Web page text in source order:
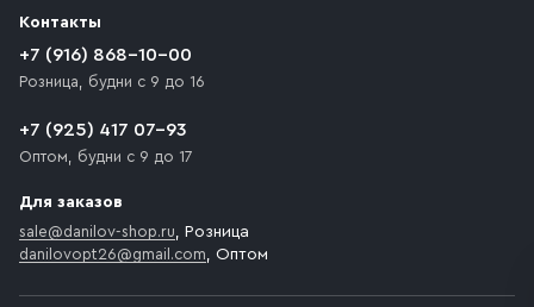
движения. Если на территории места назначения
доставки предусмотрен платный въезд, то Покупателю
необходимо компенсировать стоимость въезда
Контакты
+7 (916) 868-10-00
Розница, будни с 9 до 16
+7 (925) 417 07-93
Оптом, будни с 9 до 17
Для заказов
sale@danilov-shop.ru, Розница
danilovopt26@gmail.com, Оптом